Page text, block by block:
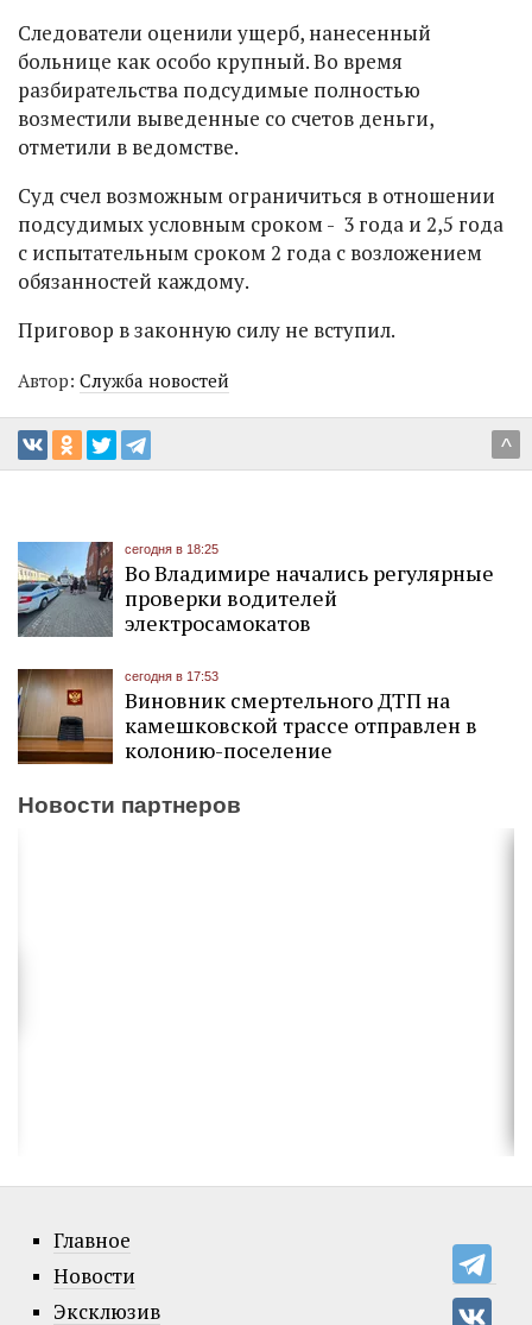
Следователи оценили ущерб, нанесенный
больнице как особо крупный. Во время
разбирательства подсудимые полностью
возместили выведенные со счетов деньги,
отметили в ведомстве.
Суд счел возможным ограничиться в отношении
подсудимых условным сроком - 3 года и 2,5 года
с испытательным сроком 2 года с возложением
обязанностей каждому.
Приговор в законную силу не вступил.
Автор: Служба новостей
^
сегодня в 18:25
Во Владимире начались регулярные
проверки водителей
электросамокатов
сегодня в 17:53
Виновник смертельного ДТП на
камешковской трассе отправлен в
колонию-поселение
Новости партнеров
Главное
Новости
Эксклюзив